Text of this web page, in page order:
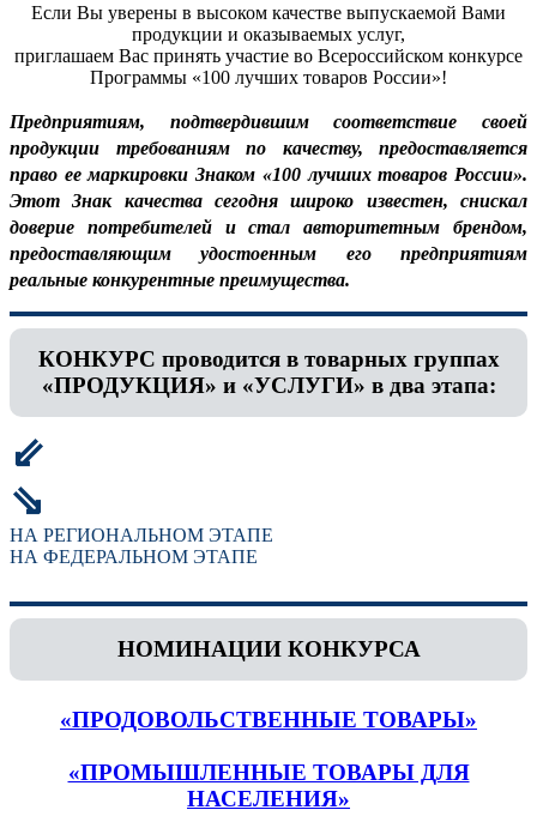
Если Вы уверены в высоком качестве выпускаемой Вами
продукции и оказываемых услуг,
приглашаем Вас принять участие во Всероссийском конкурсе
Программы «100 лучших товаров России»!
Предприятиям, подтвердившим соответствие своей
продукции требованиям по качеству, предоставляется
право ее маркировки Знаком «100 лучших товаров России».
Этот Знак качества сегодня широко известен, снискал
доверие потребителей и стал авторитетным брендом,
предоставляющим удостоенным его предприятиям
реальные конкурентные преимущества.
КОНКУРС проводится в товарных группах
«ПРОДУКЦИЯ» и «УСЛУГИ» в два этапа:
⇙
⇘
НА РЕГИОНАЛЬНОМ ЭТАПЕ
НА ФЕДЕРАЛЬНОМ ЭТАПЕ
НОМИНАЦИИ КОНКУРСА
«ПРОДОВОЛЬСТВЕННЫЕ ТОВАРЫ»
«ПРОМЫШЛЕННЫЕ ТОВАРЫ ДЛЯ
НАСЕЛЕНИЯ»